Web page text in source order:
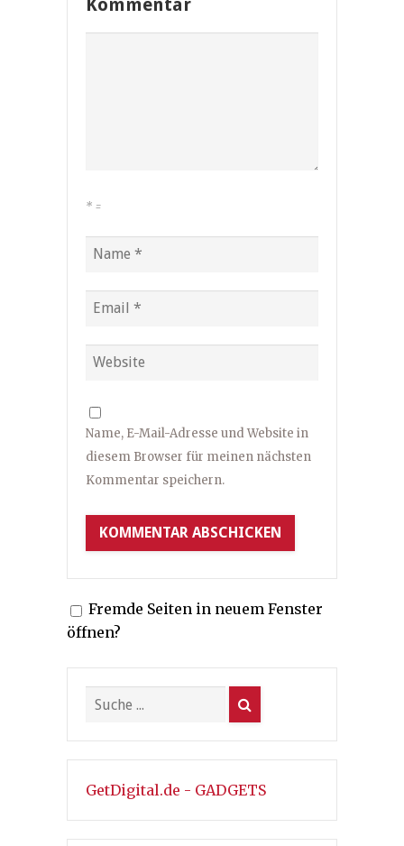
Kommentar
* =
Name, E-Mail-Adresse und Website in
diesem Browser für meinen nächsten
Kommentar speichern.
Fremde Seiten in neuem Fenster
öffnen?
GetDigital.de - GADGETS